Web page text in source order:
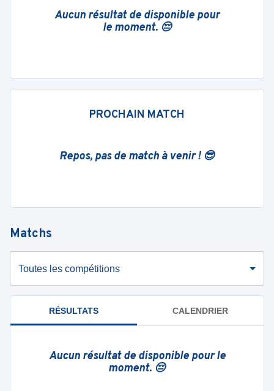
Aucun résultat de disponible pour
le moment. 😔
PROCHAIN MATCH
Repos, pas de match à venir ! 😎
Matchs
Toutes les compétitions
RÉSULTATS CALENDRIER
Aucun résultat de disponible pour le
moment. 😔